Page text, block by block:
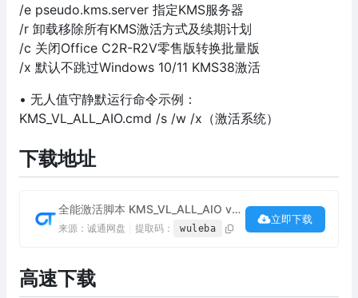
/e pseudo.kms.server 指定KMS服务器
/r 卸载移除所有KMS激活方式及续期计划
/c 关闭Office C2R-R2V零售版转换批量版
/x 默认不跳过Windows 10/11 KMS38激活
• 无人值守静默运行命令示例：
KMS_VL_ALL_AIO.cmd /s /w /x（激活系统）
下载地址
全能激活脚本 KMS_VL_ALL_AIO v54 最新版下载
来源：诚通网盘 提取码： wuleba
立即下载
高速下载